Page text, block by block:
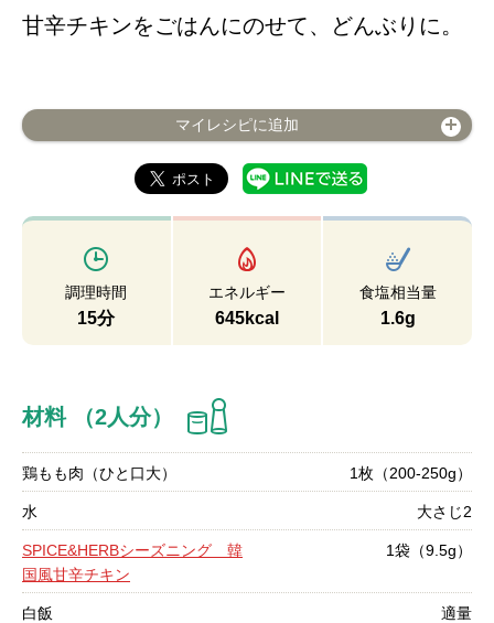
甘辛チキンをごはんにのせて、どんぶりに。
マイレシピに追加
調理時間
15分
エネルギー
645kcal
食塩相当量
1.6g
材料 （2人分）
鶏もも肉（ひと口大） 1枚（200-250g）
水 大さじ2
SPICE&HERBシーズニング 韓
国風甘辛チキン
1袋（9.5g）
白飯 適量